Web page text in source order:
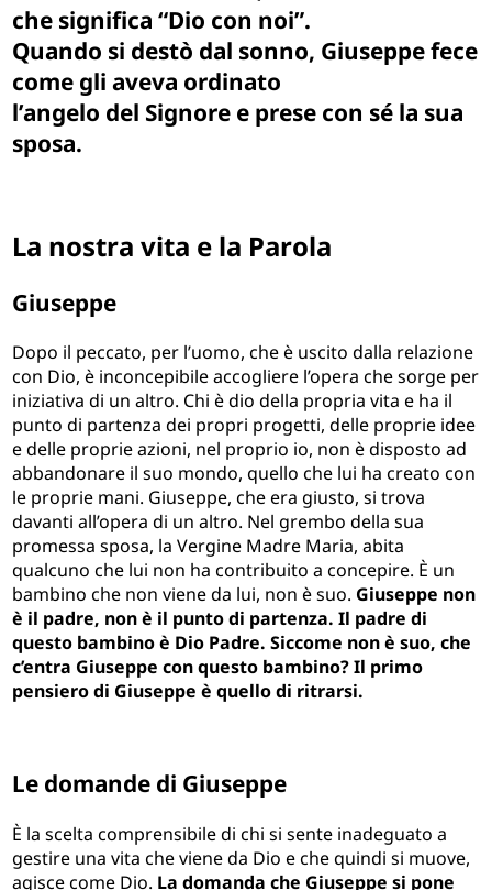
che significa “Dio con noi”.
Quando si destò dal sonno, Giuseppe fece
come gli aveva ordinato
l’angelo del Signore e prese con sé la sua
sposa.
La nostra vita e la Parola
Giuseppe
Dopo il peccato, per l’uomo, che è uscito dalla relazione
con Dio, è inconcepibile accogliere l’opera che sorge per
iniziativa di un altro. Chi è dio della propria vita e ha il
punto di partenza dei propri progetti, delle proprie idee
e delle proprie azioni, nel proprio io, non è disposto ad
abbandonare il suo mondo, quello che lui ha creato con
le proprie mani. Giuseppe, che era giusto, si trova
davanti all’opera di un altro. Nel grembo della sua
promessa sposa, la Vergine Madre Maria, abita
qualcuno che lui non ha contribuito a concepire. È un
bambino che non viene da lui, non è suo. Giuseppe non
è il padre, non è il punto di partenza. Il padre di
questo bambino è Dio Padre. Siccome non è suo, che
c’entra Giuseppe con questo bambino? Il primo
pensiero di Giuseppe è quello di ritrarsi.
Le domande di Giuseppe
È la scelta comprensibile di chi si sente inadeguato a
gestire una vita che viene da Dio e che quindi si muove,
agisce come Dio. La domanda che Giuseppe si pone